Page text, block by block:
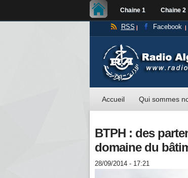
Chaine 1 Chaine 2
RSS Facebook
Accueil Qui sommes
BTPH : des
domaine du
28/09/2014 - 17:21